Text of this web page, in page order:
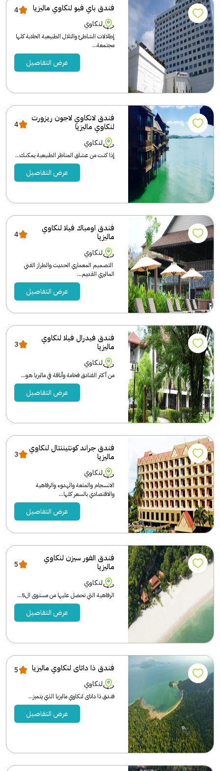
فندق باي فيو لنكاوي ماليزيا
4
لنكاوي
إطلالات الشاطئ والتلال الطبيعية الخلابة كلها
مجتمعة...
عرض التفاصيل
فندق لانكاوي لاجون ريزورت
لنكاوي ماليزيا
4
لنكاوي
إذا كنت من عشاق المناظر الطبيعية يمكنك...
عرض التفاصيل
فندق اومباك فيلا لنكاوي
ماليزيا
4
لنكاوي
التصميم المعماري الحديث والطراز الفني
الماليزي القديم...
عرض التفاصيل
فندق فيدرال فيلا لنكاوي
ماليزيا
3
لنكاوي
من أكثر الفنادق فخامة وأناقة في ماليزيا هو...
عرض التفاصيل
فندق جراند كونتيننتال لنكاوي
ماليزيا
3
لنكاوي
الانسجام والمتعة والهدوء والرفاهية
والاقتصادي بالسعر كلها...
عرض التفاصيل
فندق الفور سيزن لنكاوي
ماليزيا
5
لنكاوي
الرفاهية التي تحصل عليها من مستوى ال5...
عرض التفاصيل
فندق ذا داتاى لنكاوي ماليزيا
5
لنكاوي
فندق ذا داتاى لنكاوي ماليزيا الذي يتميز...
عرض التفاصيل